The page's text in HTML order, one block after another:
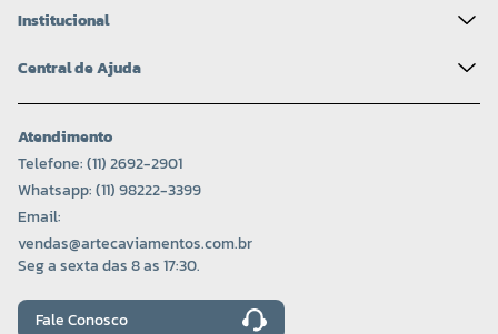
Institucional
Central de Ajuda
Atendimento
Telefone: (11) 2692-2901
Whatsapp: (11) 98222-3399
Email:
vendas@artecaviamentos.com.br
Seg a sexta das 8 as 17:30.
Fale Conosco